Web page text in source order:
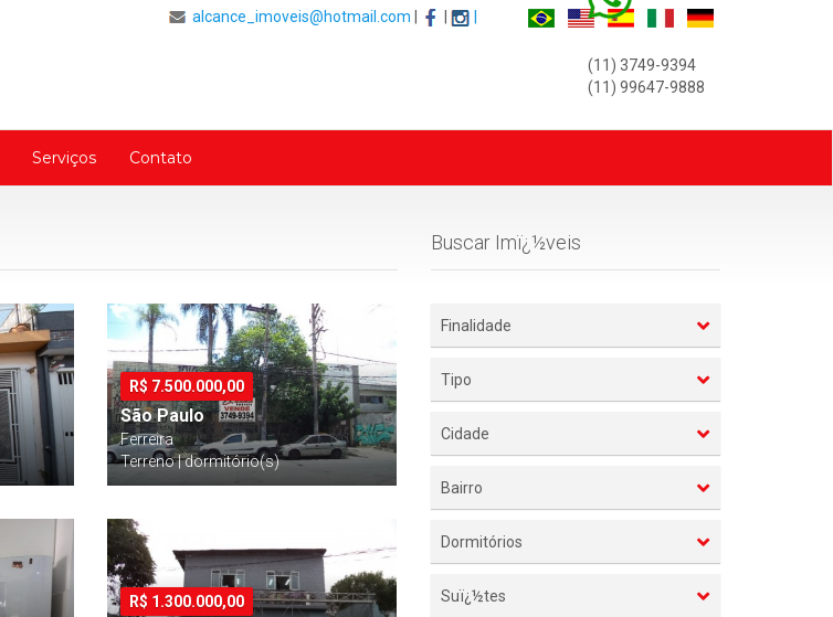
alcance_imoveis@hotmail.com
(11) 3749-9394
(11) 99647-9888
Serviços Contato
R$ 7.500.000,00
São Paulo
Ferreira
Terreno | dormitório(s)
R$ 1.300.000,00
Buscar Imï¿½veis
Finalidade
Tipo
Cidade
Bairro
Dormitórios
Suï¿½tes